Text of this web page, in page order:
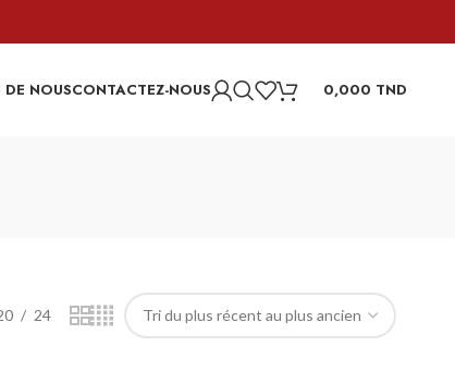
NOUSCONTACTEZ-NOUS 0,000 TND
24